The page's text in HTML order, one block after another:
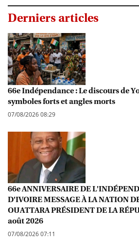
Derniers articles
66e Indépendance : Le discours de
symboles forts et angles morts
07/08/2026 08:29
66e ANNIVERSAIRE DE
D'IVOIRE MESSAGE À LA NATION
OUATTARA PRÉSIDENT DE LA
août 2026
07/08/2026 07:11